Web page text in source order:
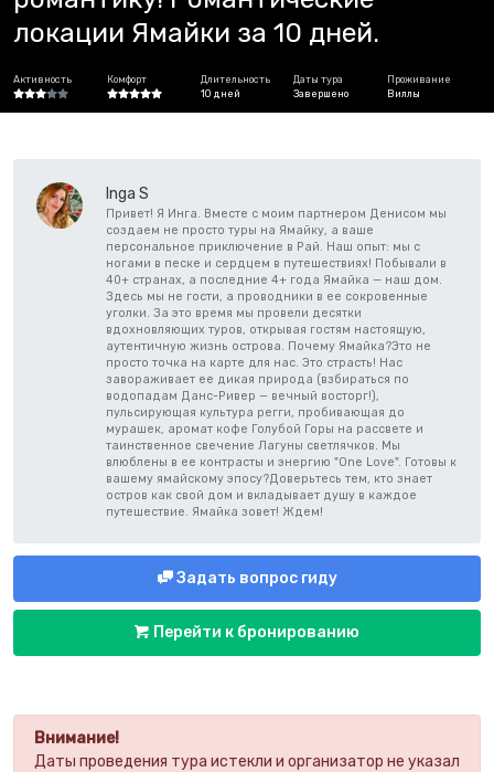
локации Ямайки за 10 дней.
Активность Комфорт
Длительность
10 дней
Даты тура
Завершено
Проживание
Виллы
Внимание!
Даты проведения тура истекли и организатор не указал
Inga S
Привет! Я Инга. Вместе с моим партнером Денисом мы
создаем не просто туры на Ямайку, а ваше
персональное приключение в Рай. Наш опыт: мы с
ногами в песке и сердцем в путешествиях! Побывали в
40+ странах, а последние 4+ года Ямайка — наш дом.
Здесь мы не гости, а проводники в ее сокровенные
уголки. За это время мы провели десятки
вдохновляющих туров, открывая гостям настоящую,
аутентичную жизнь острова. Почему Ямайка?Это не
просто точка на карте для нас. Это страсть! Нас
завораживает ее дикая природа (взбираться по
водопадам Данс-Ривер — вечный восторг!),
пульсирующая культура регги, пробивающая до
мурашек, аромат кофе Голубой Горы на рассвете и
таинственное свечение Лагуны светлячков. Мы
влюблены в ее контрасты и энергию "One Love". Готовы к
вашему ямайскому эпосу?Доверьтесь тем, кто знает
остров как свой дом и вкладывает душу в каждое
путешествие. Ямайка зовет! Ждем!
Задать вопрос гиду
Перейти к бронированию